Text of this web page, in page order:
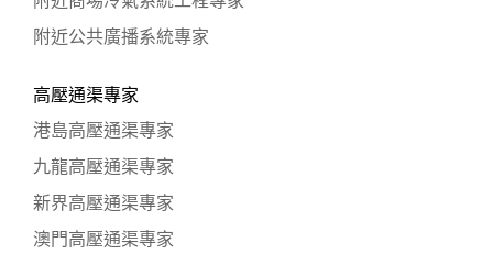
附近公共廣播系統專家
高壓通渠專家
港島高壓通渠專家
九龍高壓通渠專家
新界高壓通渠專家
澳門高壓通渠專家